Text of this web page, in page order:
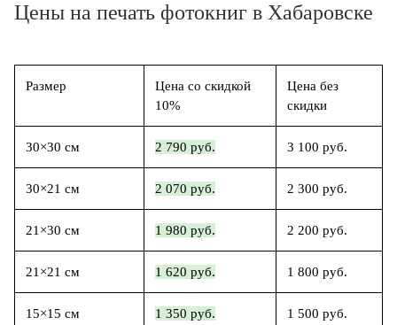
Цены на печать фотокниг в Хабаровске
Размер
Цена со скидкой
10%
Цена без
скидки
30×30 см 2 790 руб. 3 100 руб.
30×21 см 2 070 руб. 2 300 руб.
21×30 см 1 980 руб. 2 200 руб.
21×21 см 1 620 руб. 1 800 руб.
15×15 см
1 350 руб. 1 500 руб.